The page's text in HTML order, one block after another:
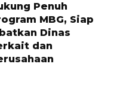
Penuh
MBG, Siap
Dinas
dan